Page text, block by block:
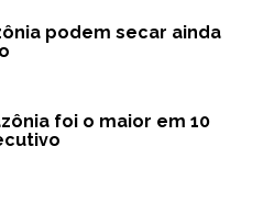
podem secar ainda
foi o maior em 10